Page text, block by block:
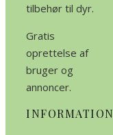
tilbehør til dyr.
Gratis
oprettelse af
bruger og
annoncer.
INFORMATION